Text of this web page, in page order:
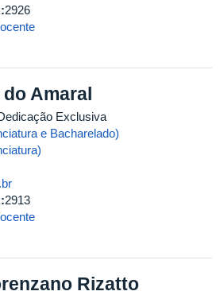
2926
Amaral
Exclusiva
e Bacharelado)
2913
Rizatto